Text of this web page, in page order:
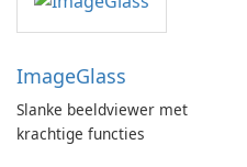
ImageGlass
Slanke beeldviewer met
krachtige functies